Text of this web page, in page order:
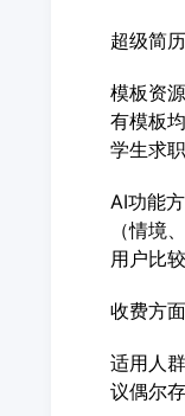
超级简
模板资
有模板
学生求
AI功能
（情境
用户比较
收费方
适用人
议偶尔